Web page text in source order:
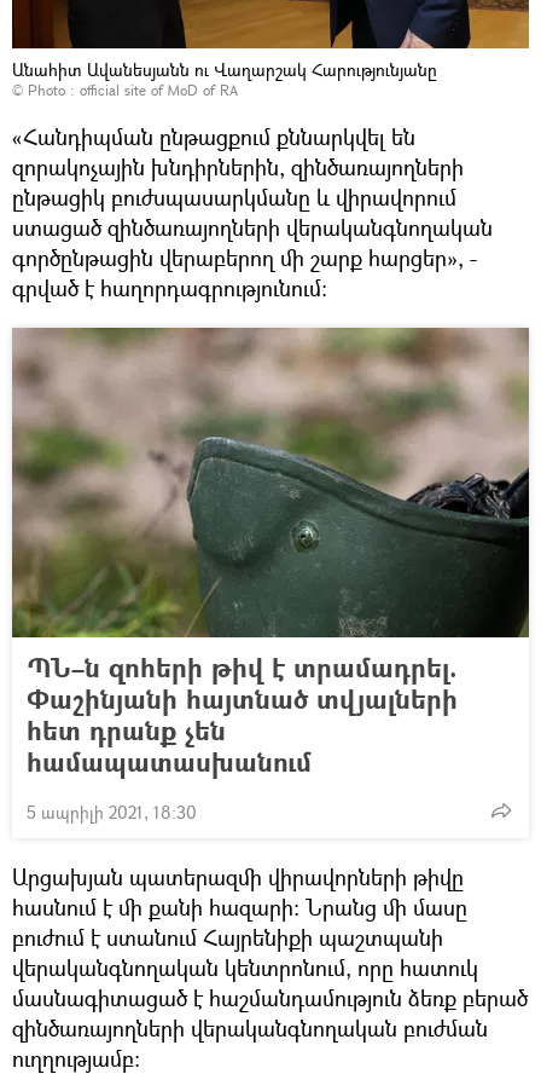
Անահիտ Ավանեսյանն ու Վաղարշակ Հարությունյանը
© Photo : official site of MoD of RA
«Հանդիպման ընթացքում քննարկվել են
զորակոչային խնդիրներին, զինծառայողների
ընթացիկ բուժսպասարկմանը և վիրավորում
ստացած զինծառայողների վերականգնողական
գործընթացին վերաբերող մի շարք հարցեր», -
գրված է հաղորդագրությունում։
ՊՆ–ն զոհերի թիվ է տրամադրել.
Փաշինյանի հայտնած տվյալների
հետ դրանք չեն
համապատասխանում
5 ապրիլի 2021, 18:30
Արցախյան պատերազմի վիրավորների թիվը
հասնում է մի քանի հազարի։ Նրանց մի մասը
բուժում է ստանում Հայրենիքի պաշտպանի
վերականգնողական կենտրոնում, որը հատուկ
մասնագիտացած է հաշմանդամություն ձեռք բերած
զինծառայողների վերականգնողական բուժման
ուղղությամբ։